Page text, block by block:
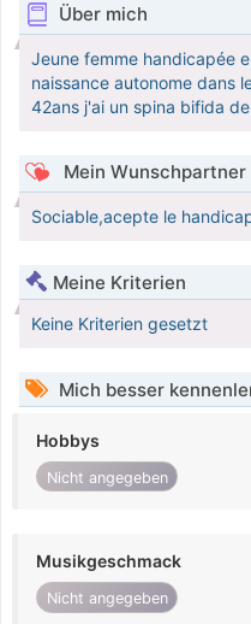
Über mich
Jeune femme handicapée
naissance autonome dans
42ans j'ai un spina bifida
Mein Wunschpartner
Sociable,acepte le
Meine Kriterien
Keine Kriterien gesetzt
Mich besser
Hobbys
Nicht angegeben
Musikgeschmack
Nicht angegeben